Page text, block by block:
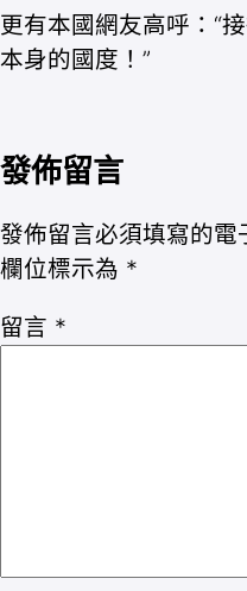
更有本國網友高呼：“
本身的國度！”
發佈留言
發佈留言必須填寫的電
欄位標示為 *
留言 *